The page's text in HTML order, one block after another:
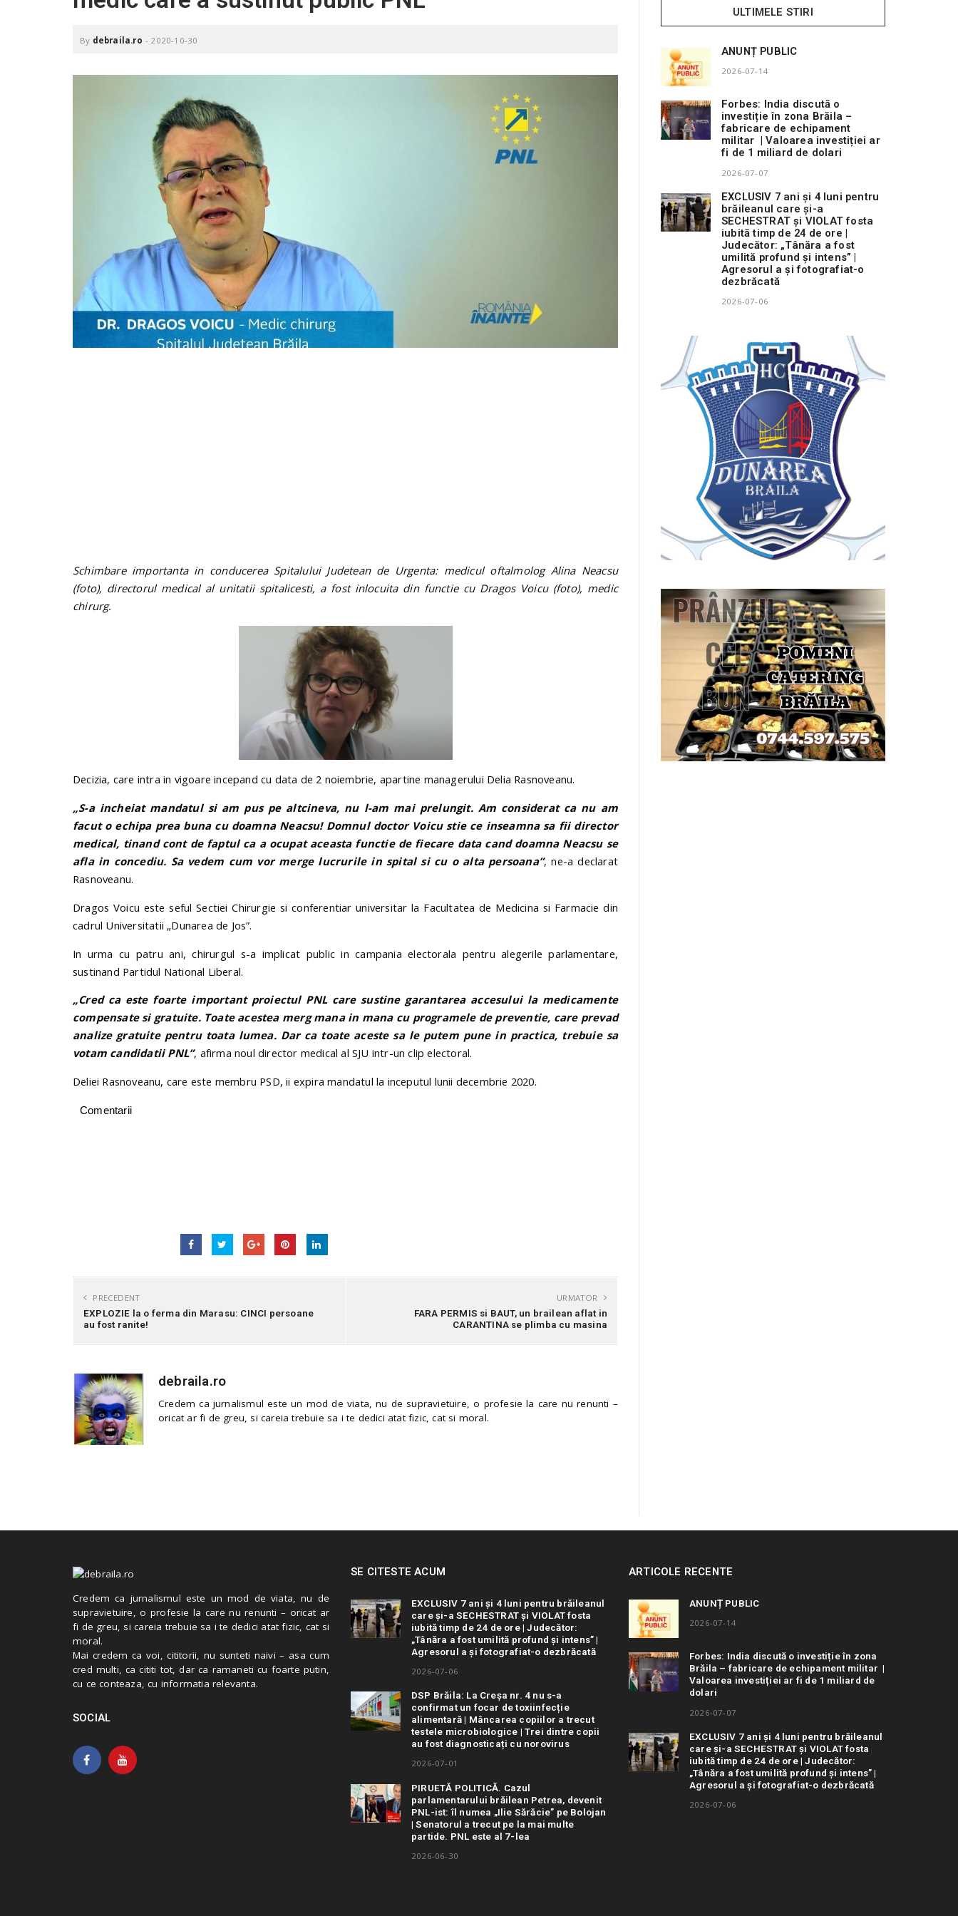
.
By debraila.ro - 2020-10-30
Schimbare importanta in conducerea Spitalului Judetean de Urgenta: medicul oftalmolog Alina Neacsu
(foto), directorul medical al unitatii spitalicesti, a fost inlocuita din functie cu Dragos Voicu (foto), medic
chirurg.
Decizia, care intra in vigoare incepand cu data de 2 noiembrie, apartine managerului Delia Rasnoveanu.
„S-a incheiat mandatul si am pus pe altcineva, nu l-am mai prelungit. Am considerat ca nu am
facut o echipa prea buna cu doamna Neacsu! Domnul doctor Voicu stie ce inseamna sa fii director
medical, tinand cont de faptul ca a ocupat aceasta functie de fiecare data cand doamna Neacsu se
afla in concediu. Sa vedem cum vor merge lucrurile in spital si cu o alta persoana”, ne-a declarat
Rasnoveanu.
Dragos Voicu este seful Sectiei Chirurgie si conferentiar universitar la Facultatea de Medicina si Farmacie din
cadrul Universitatii „Dunarea de Jos”.
In urma cu patru ani, chirurgul s-a implicat public in campania electorala pentru alegerile parlamentare,
sustinand Partidul National Liberal.
„Cred ca este foarte important proiectul PNL care sustine garantarea accesului la medicamente
compensate si gratuite. Toate acestea merg mana in mana cu programele de preventie, care prevad
analize gratuite pentru toata lumea. Dar ca toate aceste sa le putem pune in practica, trebuie sa
votam candidatii PNL”, afirma noul director medical al SJU intr-un clip electoral.
Deliei Rasnoveanu, care este membru PSD, ii expira mandatul la inceputul lunii decembrie 2020.
Comentarii
PRECEDENT
EXPLOZIE la o ferma din Marasu: CINCI persoane
au fost ranite!
URMATOR
FARA PERMIS si BAUT, un brailean aflat in
CARANTINA se plimba cu masina
debraila.ro
Credem ca jurnalismul este un mod de viata, nu de supravietuire, o profesie la care nu renunti –
oricat ar fi de greu, si careia trebuie sa i te dedici atat fizic, cat si moral.
ULTIMELE STIRI
ANUNȚ PUBLIC
2026-07-14
Forbes: India discută o
investiție în zona Brăila –
fabricare de echipament
militar | Valoarea investiției ar
fi de 1 miliard de dolari
2026-07-07
EXCLUSIV 7 ani și 4 luni pentru
brăileanul care și-a
SECHESTRAT și VIOLAT fosta
iubită timp de 24 de ore |
Judecător: „Tânăra a fost
umilită profund și intens” |
Agresorul a și fotografiat-o
dezbrăcată
2026-07-06
Credem ca jurnalismul este un mod de viata, nu de
supravietuire, o profesie la care nu renunti – oricat ar
fi de greu, si careia trebuie sa i te dedici atat fizic, cat si
moral.
Mai credem ca voi, cititorii, nu sunteti naivi – asa cum
cred multi, ca cititi tot, dar ca ramaneti cu foarte putin,
cu ce conteaza, cu informatia relevanta.
SOCIAL
SE CITESTE ACUM
EXCLUSIV 7 ani și 4 luni pentru brăileanul
care și-a SECHESTRAT și VIOLAT fosta
iubită timp de 24 de ore | Judecător:
„Tânăra a fost umilită profund și intens” |
Agresorul a și fotografiat-o dezbrăcată
2026-07-06
DSP Brăila: La Creșa nr. 4 nu s-a
confirmat un focar de toxiinfecție
alimentară | Mâncarea copiilor a trecut
testele microbiologice | Trei dintre copii
au fost diagnosticați cu norovirus
2026-07-01
PIRUETĂ POLITICĂ. Cazul
parlamentarului brăilean Petrea, devenit
PNL-ist: îl numea „Ilie Sărăcie” pe Bolojan
| Senatorul a trecut pe la mai multe
partide. PNL este al 7-lea
2026-06-30
ARTICOLE RECENTE
ANUNȚ PUBLIC
2026-07-14
Forbes: India discută o investiție în zona
Brăila – fabricare de echipament militar |
Valoarea investiției ar fi de 1 miliard de
dolari
2026-07-07
EXCLUSIV 7 ani și 4 luni pentru brăileanul
care și-a SECHESTRAT și VIOLAT fosta
iubită timp de 24 de ore | Judecător:
„Tânăra a fost umilită profund și intens” |
Agresorul a și fotografiat-o dezbrăcată
2026-07-06